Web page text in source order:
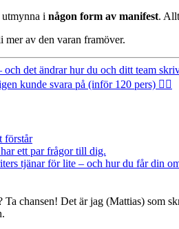
utmynna i någon form av manifest.
av den varan framöver.
det ändrar hur du och ditt team
kunde svara på (inför 120 pers) 🤦‍♂️
förstår
ett par frågor till dig.
tjänar för lite – och hur du får din
chansen! Det är jag (Mattias) som